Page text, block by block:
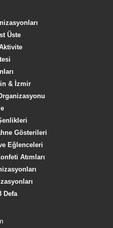
Üste
& İzmir
Gösterileri
Eğlenceleri
Atımları
Defa